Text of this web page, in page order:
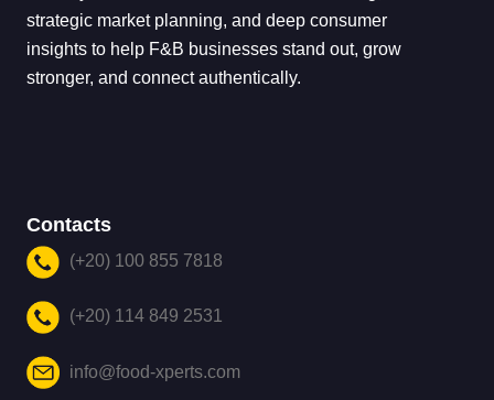
strategic market planning, and deep consumer
insights to help F&B businesses stand out, grow
stronger, and connect authentically.
Contacts
(+20) 100 855 7818
(+20) 114 849 2531
info@food-xperts.com